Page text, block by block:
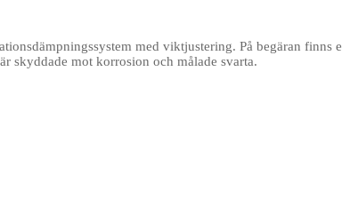
med viktjustering. På begäran finns
skyddade mot korrosion och målade svarta.